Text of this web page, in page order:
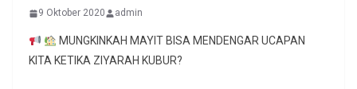
9 Oktober 2020 admin
MUNGKINKAH MAYIT BISA MENDENGAR UCAPAN
KITA KETIKA ZIYARAH KUBUR?